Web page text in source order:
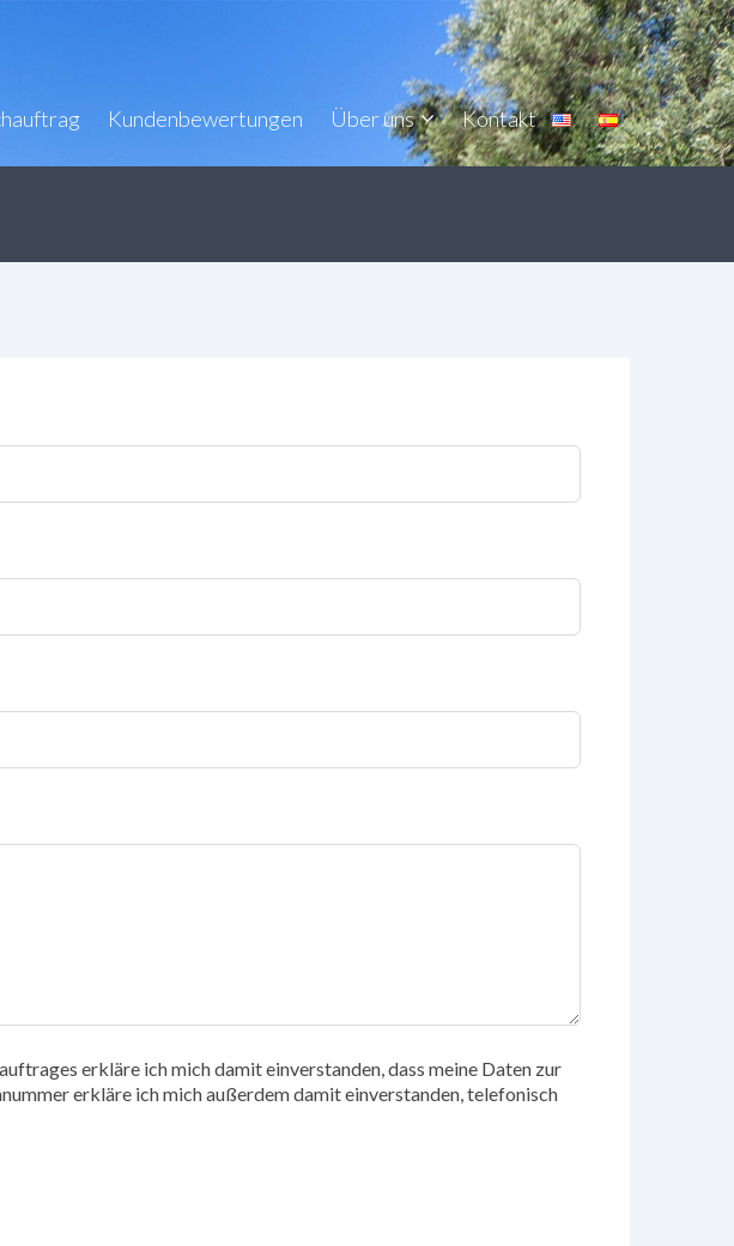
Kundenbewertungen Über uns Kontakt
erkläre ich mich damit einverstanden, dass meine Daten zur
erkläre ich mich außerdem damit einverstanden, telefonisch